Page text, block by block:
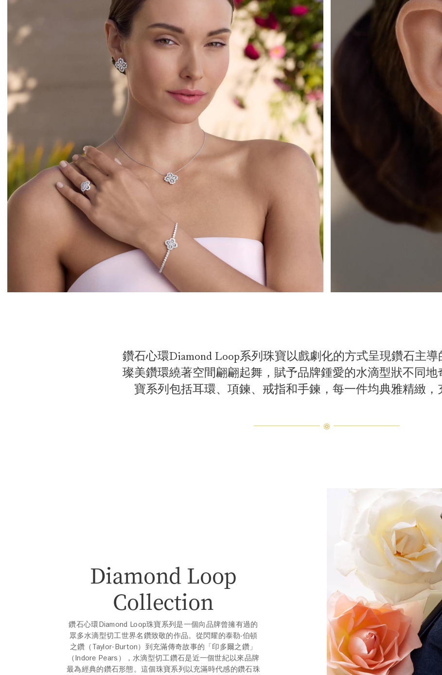
鑽石心環Diamond Loop系列珠寶以戲劇化的方式呈現鑽石主
璨美鑽環繞著空間翩翩起舞，賦予品牌鍾愛的水滴型狀不同地
寶系列包括耳環、項鍊、戒指和手鍊，每一件均典雅精緻，
Diamond Loop
Collection
鑽石心環Diamond Loop珠寶系列是一個向品牌曾擁有過的
眾多水滴型切工世界名鑽致敬的作品。從閃耀的泰勒‧伯頓
之鑽（Taylor-Burton）到充滿傳奇故事的「印多爾之鑽」
（Indore Pears），水滴型切工鑽石是近一個世紀以來品牌
最為經典的鑽石形態。這個珠寶系列以充滿時代感的鑽石珠